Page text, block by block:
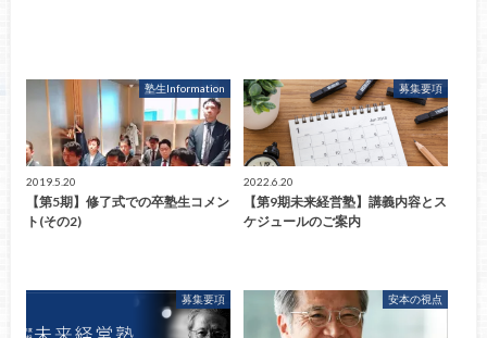
塾生Information
2019.5.20
【第5期】修了式での卒塾生コメン
ト(その2)
募集要項
2022.6.20
【第9期未来経営塾】講義内容とス
ケジュールのご案内
募集要項 安本の視点